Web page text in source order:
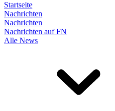
Startseite
Nachrichten
Nachrichten
Nachrichten auf FN
Alle News